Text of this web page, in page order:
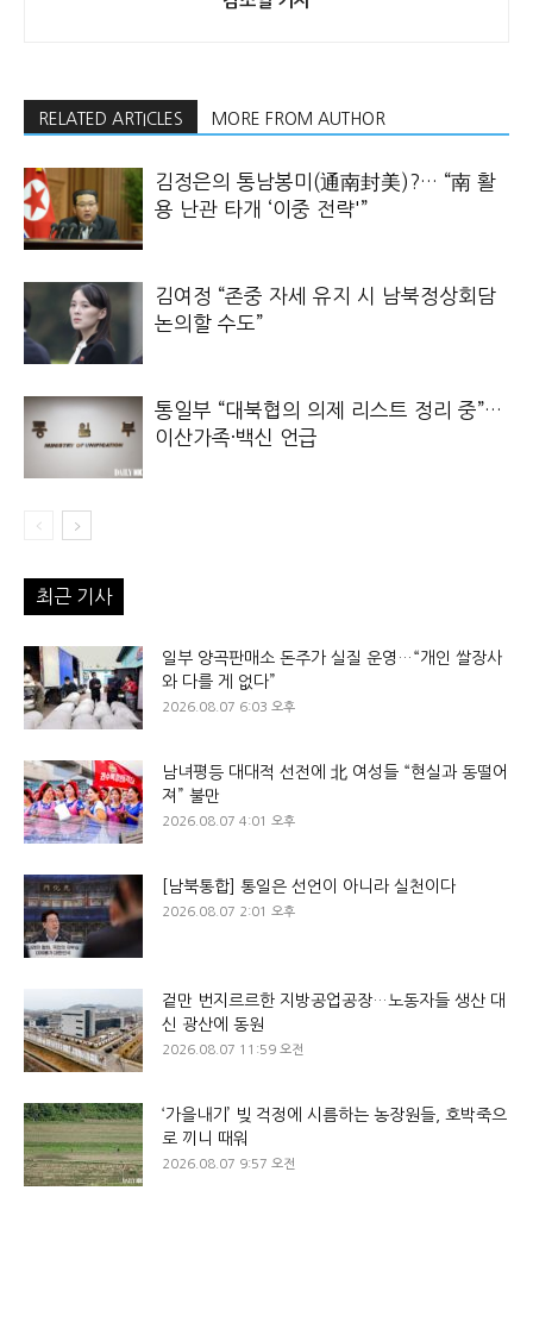
RELATED ARTICLES MORE FROM AUTHOR
김정은의 통남봉미(通南封美)?… “南 활
용 난관 타개 ‘이중 전략'”
김여정 “존중 자세 유지 시 남북정상회담
논의할 수도”
통일부 “대북협의 의제 리스트 정리 중”…
이산가족·백신 언급
최근 기사
일부 양곡판매소 돈주가 실질 운영…“개인 쌀장사
와 다를 게 없다”
2026.08.07 6:03 오후
남녀평등 대대적 선전에 北 여성들 “현실과 동떨어
져” 불만
2026.08.07 4:01 오후
[남북통합] 통일은 선언이 아니라 실천이다
2026.08.07 2:01 오후
겉만 번지르르한 지방공업공장…노동자들 생산 대
신 광산에 동원
2026.08.07 11:59 오전
‘가을내기’ 빚 걱정에 시름하는 농장원들, 호박죽으
로 끼니 때워
2026.08.07 9:57 오전